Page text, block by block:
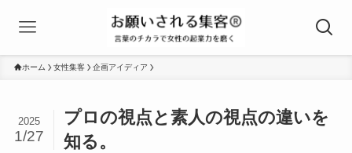
ホーム 女性集客 企画アイディア
プロの視点と素人の視点の違いを
知る。
2025
1/27